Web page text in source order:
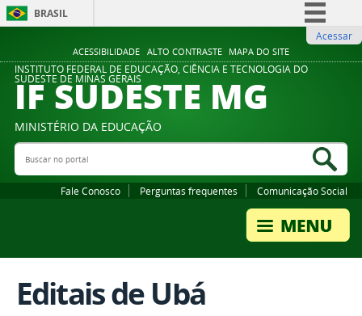
ACESSIBILIDADE ALTO CONTRASTE MAPA DO SITE
BRASIL
Comunica BR
Participe
Legislação
Acessar
INSTITUTO FEDERAL DE EDUCAÇÃO, CIÊNCIA E TECNOLOGIA DO
SUDESTE DE MINAS GERAIS
IF SUDESTE MG
MINISTÉRIO DA EDUCAÇÃO
Buscar no portal
Fale Conosco Perguntas frequentes Comunicação Social
Editais de Ubá